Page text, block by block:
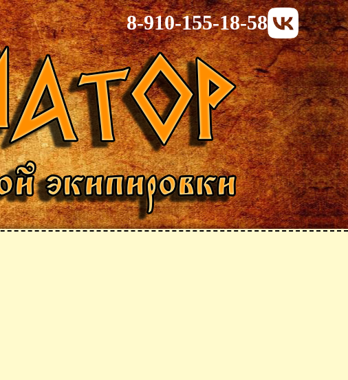
8-910-155-18-58